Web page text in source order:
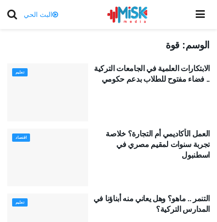
البث الحي
الوسم: قوة
تعليم
الابتكارات العلمية في الجامعات التركية
.. فضاء مفتوح للطلاب بدعم حكومي
اقتصاد
العمل الأكاديمي أم التجارة؟ خلاصة
تجربة سنوات لمقيم مصري في
اسطنبول
تعليم
التنمر .. ماهو؟ وهل يعاني منه أبناؤنا في
المدارس التركية؟